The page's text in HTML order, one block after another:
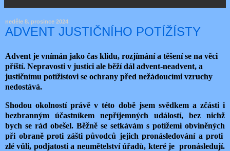
neděle 8. prosince 2024
ADVENT JUSTIČNÍHO POTÍŽÍSTY
Advent je vnímán jako čas klidu, rozjímání a těšení se na věci
příští. Nepravosti v justici ale běží dál advent-neadvent, a
justičnímu potížistovi se ochrany před nežádoucími vzruchy
nedostává.
Shodou okolností právě v této době jsem svědkem a zčásti i
bezbranným účastníkem nepříjemných událostí, bez nichž
bych se rád obešel. Běžně se setkávám s potížemi obviněných
při obraně proti zášti původců jejich pronásledování a proti
zlé vůli, podjatosti a neumětelství úřadů, které je pronásledují.